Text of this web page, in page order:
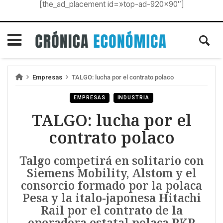
[the_ad_placement id=»top-ad-920×90″]
Empresas TALGO: lucha por el contrato polaco
EMPRESAS INDUSTRIA
TALGO: lucha por el
contrato polaco
Talgo competirá en solitario con
Siemens Mobility, Alstom y el
consorcio formado por la polaca
Pesa y la italo-japonesa Hitachi
Rail por el contrato de la